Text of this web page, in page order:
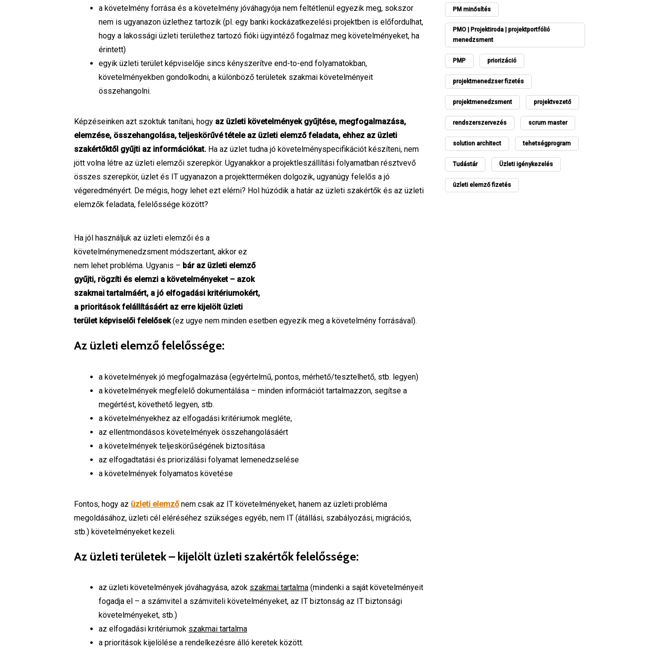
a követelmény forrása és a követelmény jóváhagyója nem feltétlenül egyezik meg, sokszor
nem is ugyanazon üzlethez tartozik (pl. egy banki kockázatkezelési projektben is előfordulhat,
hogy a lakossági üzleti területhez tartozó fióki ügyintéző fogalmaz meg követelményeket, ha
érintett)
egyik üzleti terület képviselője sincs kényszerítve end-to-end folyamatokban,
követelményekben gondolkodni, a különböző területek szakmai követelményeit
összehangolni.
Képzéseinken azt szoktuk tanítani, hogy az üzleti követelmények gyűjtése, megfogalmazása,
elemzése, összehangolása, teljeskörűvé tétele az üzleti elemző feladata, ehhez az üzleti
szakértőktől gyűjti az információkat. Ha az üzlet tudna jó követelményspecifikációt készíteni, nem
jött volna létre az üzleti elemzői szerepkör. Ugyanakkor a projektleszállítási folyamatban résztvevő
összes szerepkör, üzlet és IT ugyanazon a projektterméken dolgozik, ugyanúgy felelős a jó
végeredményért. De mégis, hogy lehet ezt elérni? Hol húzódik a határ az üzleti szakértők és az üzleti
elemzők feladata, felelőssége között?
Ha jól használjuk az üzleti elemzői és a
követelménymenedzsment módszertant, akkor ez
nem lehet probléma. Ugyanis – bár az üzleti elemző
gyűjti, rögzíti és elemzi a követelményeket – azok
szakmai tartalmáért, a jó elfogadási kritériumokért,
a prioritások felállításáért az erre kijelölt üzleti
terület képviselői felelősek(ez ugye nem minden esetben egyezik meg a követelmény forrásával).
Az üzleti elemző felelőssége:
a követelmények jó megfogalmazása (egyértelmű, pontos, mérhető/tesztelhető, stb. legyen)
a követelmények megfelelő dokumentálása – minden információt tartalmazzon, segítse a
megértést, követhető legyen, stb.
a követelményekhez az elfogadási kritériumok megléte,
az ellentmondásos követelmények összehangolásáért
a követelmények teljeskörűségének biztosítása
az elfogadtatási és priorizálási folyamat lemenedzselése
a követelmények folyamatos követése
Fontos, hogy az üzleti elemzőnem csak az IT követelményeket, hanem az üzleti probléma
megoldásához, üzleti cél eléréséhez szükséges egyéb, nem IT (átállási, szabályozási, migrációs,
stb.) követelményeket kezeli.
Az üzleti területek – kijelölt üzleti szakértők felelőssége:
az üzleti követelmények jóváhagyása, azok szakmai tartalma (mindenki a saját követelményeit
fogadja el – a számvitel a számviteli követelményeket, az IT biztonság az IT biztonsági
követelményeket, stb.)
az elfogadási kritériumok szakmai tartalma
a prioritások kijelölése a rendelkezésre álló keretek között.
PM minősítés
PMO | Projektiroda | projektportfólió
menedzsment
PMP priorizáció
projektmenedzser fizetés
projektmenedzsment projektvezető
rendszerszervezés scrum master
solution architect tehetségprogram
Tudástár Üzleti igénykezelés
üzleti elemző fizetés